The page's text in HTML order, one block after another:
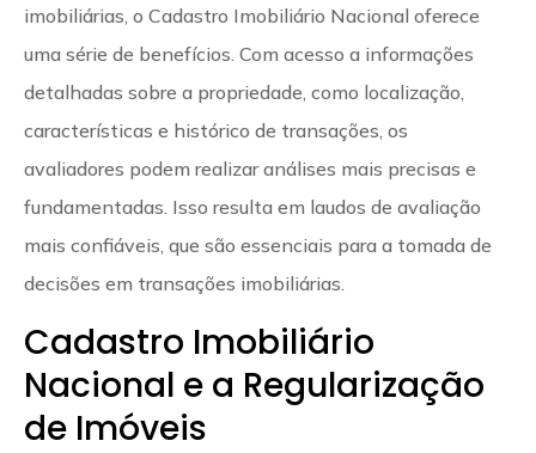
imobiliárias, o Cadastro Imobiliário Nacional oferece
uma série de benefícios. Com acesso a informações
detalhadas sobre a propriedade, como localização,
características e histórico de transações, os
avaliadores podem realizar análises mais precisas e
fundamentadas. Isso resulta em laudos de avaliação
mais confiáveis, que são essenciais para a tomada de
decisões em transações imobiliárias.
Cadastro Imobiliário
Nacional e a Regularização
de Imóveis